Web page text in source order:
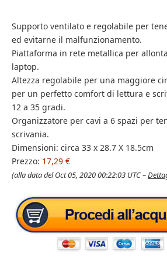
Supporto ventilato e regolabile per
ed evitarne il malfunzionamento.
Piattaforma in rete metallica per
laptop.
Altezza regolabile per una maggiore
per un perfetto comfort di lettura e
12 a 35 gradi.
Organizzatore per cavi a 6 spazi per
scrivania.
Dimensioni: circa 33 x 28.7 X 18.5cm
Prezzo: 17,29 €
(alla data del Oct 05, 2020 00:22:03 UTC –